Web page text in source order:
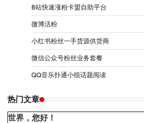
B站快速涨粉卡盟自助平台
微博活粉
小红书粉丝一手货源供货商
微信公众号粉丝业务套餐
QQ音乐扑通小组话题阅读
热门文章
世界，您好！